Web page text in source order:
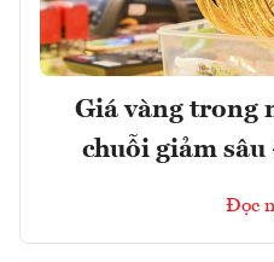
Giá vàng trong
chuỗi giảm
Đọc